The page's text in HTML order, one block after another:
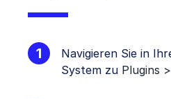
Navigieren Sie in
System zu Plugins